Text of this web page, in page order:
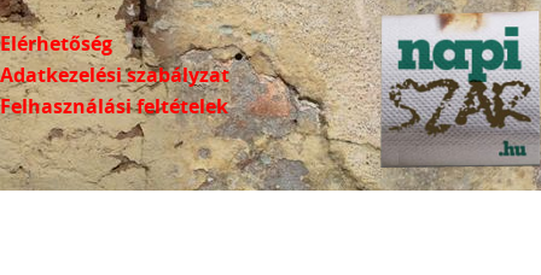
Elérhetőség
Adatkezelési szabályzat
Felhasználási feltételek